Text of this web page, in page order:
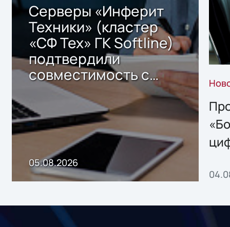
Серверы «Инферит
Техники» (кластер
«СФ Тех» ГК Softline)
подтвердили
совместимость с
решением Sharx
Storage 2.x для
хранения данных
05.08.2026